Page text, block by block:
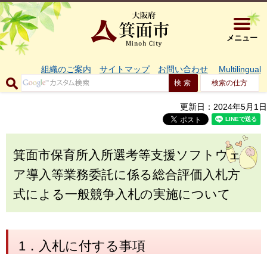
大阪府箕
メニュー
組織のご案内 サイトマップ お問い合わせ Multilingual
検索の仕方
更新日：2024年5月1日
箕面市保育所入所選考等支援ソフトウェ
ア導入等業務委託に係る総合評価入札方
式による一般競争入札の実施について
1．入札に付する事項